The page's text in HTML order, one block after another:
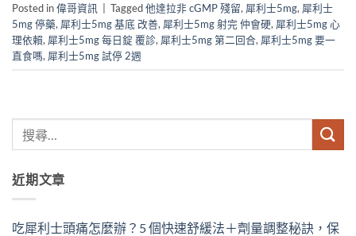
Posted in偉哥資訊 Tagged他達拉非 cGMP 殘留, 犀利士5mg, 犀利士
5mg 停藥, 犀利士5mg 基底 改善, 犀利士5mg 射完 仲會硬, 犀利士5mg 心
理依賴, 犀利士5mg 每日錠 覆診, 犀利士5mg 第二回合, 犀利士5mg 要一
直食嗎, 犀利士5mg 試停 2週
近期文章
吃犀利士頭痛怎麼辦？5 個快速舒緩法＋劑量調整秘訣，保